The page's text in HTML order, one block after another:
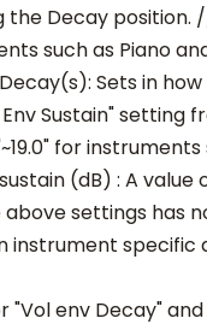
the Decay position.
such as Piano
Sets in
Sustain"
for
(dB) : A value
above settings has
instrument specific
"Vol env Decay"